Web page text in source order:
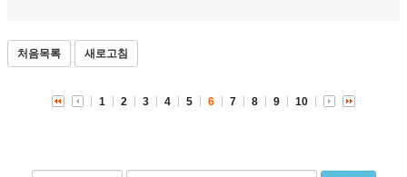
처음목록 새로고침
1 2 3 4 5 6 7 8 9 10